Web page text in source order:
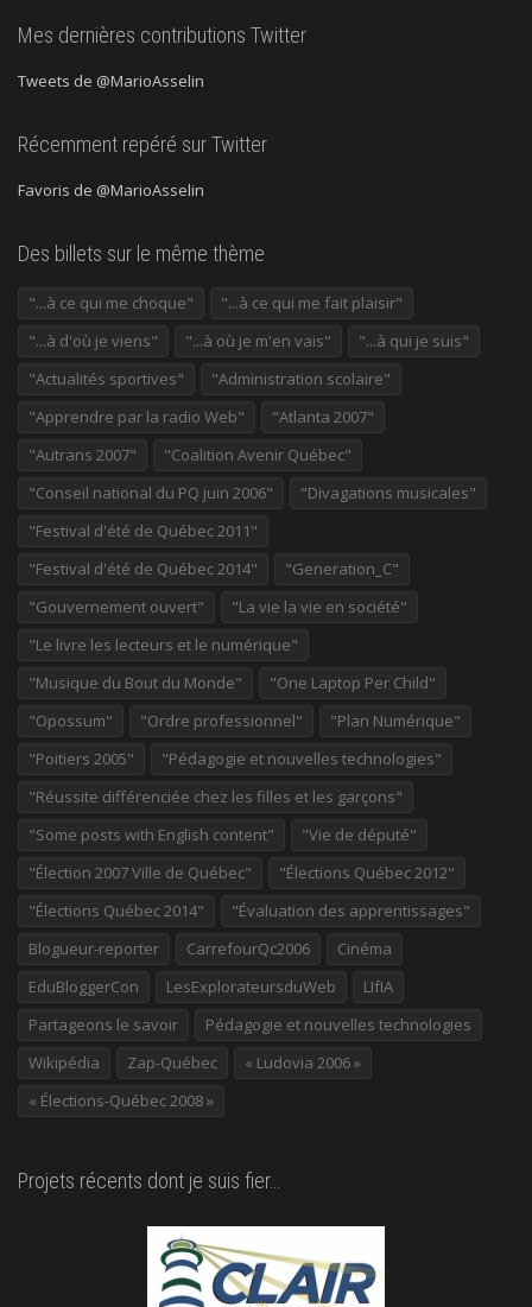
Mes dernières contributions Twitter
Tweets de @MarioAsselin
Récemment repéré sur Twitter
Favoris de @MarioAsselin
Des billets sur le même thème
"...à ce qui me choque"
"...à ce qui me fait plaisir"
"...à d'où je viens"
"...à où je m'en vais"
"...à qui je suis"
"Actualités sportives"
"Administration scolaire"
"Apprendre par la radio Web"
"Atlanta 2007"
"Autrans 2007"
"Coalition Avenir Québec"
"Conseil national du PQ juin 2006"
"Divagations musicales"
"Festival d'été de Québec 2011"
"Festival d'été de Québec 2014"
"Generation_C"
"Gouvernement ouvert"
"La vie la vie en société"
"Le livre les lecteurs et le numérique"
"Musique du Bout du Monde"
"One Laptop Per Child"
"Opossum"
"Ordre professionnel"
"Plan Numérique"
"Poitiers 2005"
"Pédagogie et nouvelles technologies"
"Réussite différenciée chez les filles et les garçons"
"Some posts with English content"
"Vie de député"
"Élection 2007 Ville de Québec"
"Élections Québec 2012"
"Élections Québec 2014"
"Évaluation des apprentissages"
Blogueur-reporter
CarrefourQc2006
Cinéma
EduBloggerCon
LesExplorateursduWeb
LIfIA
Partageons le savoir
Pédagogie et nouvelles technologies
Wikipédia
Zap-Québec
« Ludovia 2006 »
« Élections-Québec 2008 »
Projets récents dont je suis fier…